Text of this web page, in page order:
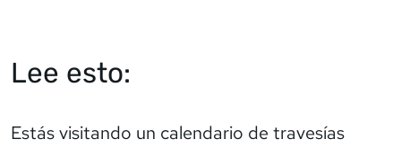
Lee esto:
Estás visitando un calendario de travesías